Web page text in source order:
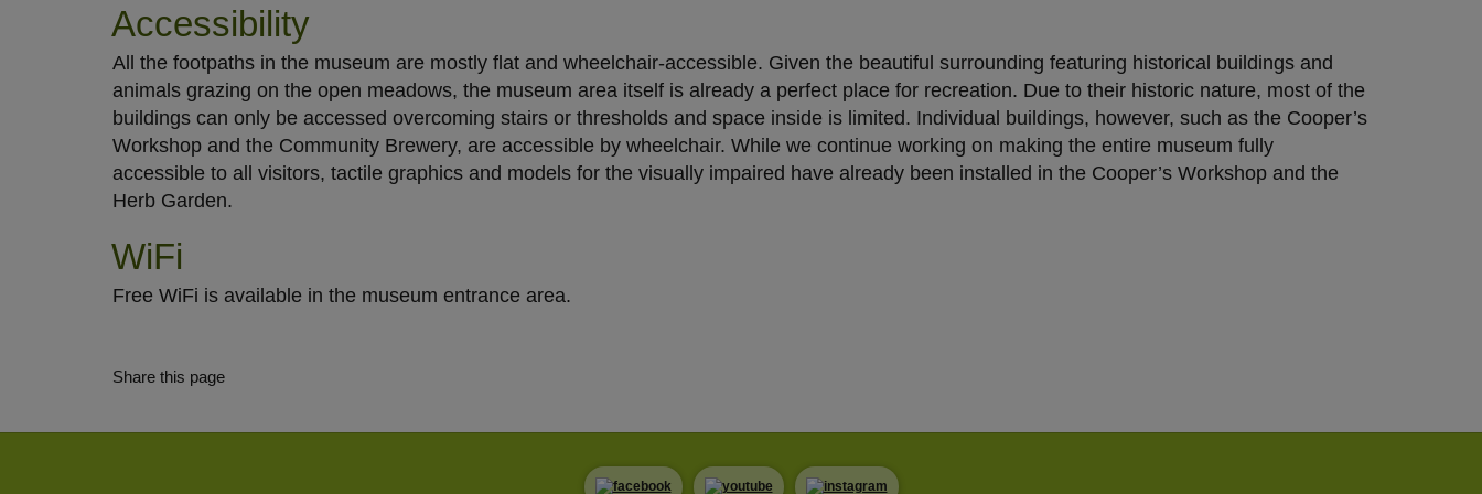
Eingebundene Inhalte
Optional sind externe Inhalte auf den Seiten dieser Website eingebunden. Das können Kartendienste wie z.B. Google Maps
sein oder auch Anwendungen einer externen Website.
Accessibility
All the footpaths in the museum are mostly flat and wheelchair-accessible. Given the beautiful surrounding featuring historical buildings and
animals grazing on the open meadows, the museum area itself is already a perfect place for recreation. Due to their historic nature, most of the
buildings can only be accessed overcoming stairs or thresholds and space inside is limited. Individual buildings, however, such as the Cooper’s
Workshop and the Community Brewery, are accessible by wheelchair. While we continue working on making the entire museum fully
accessible to all visitors, tactile graphics and models for the visually impaired have already been installed in the Cooper’s Workshop and the
Herb Garden.
WiFi
Free WiFi is available in the museum entrance area.
Share this page